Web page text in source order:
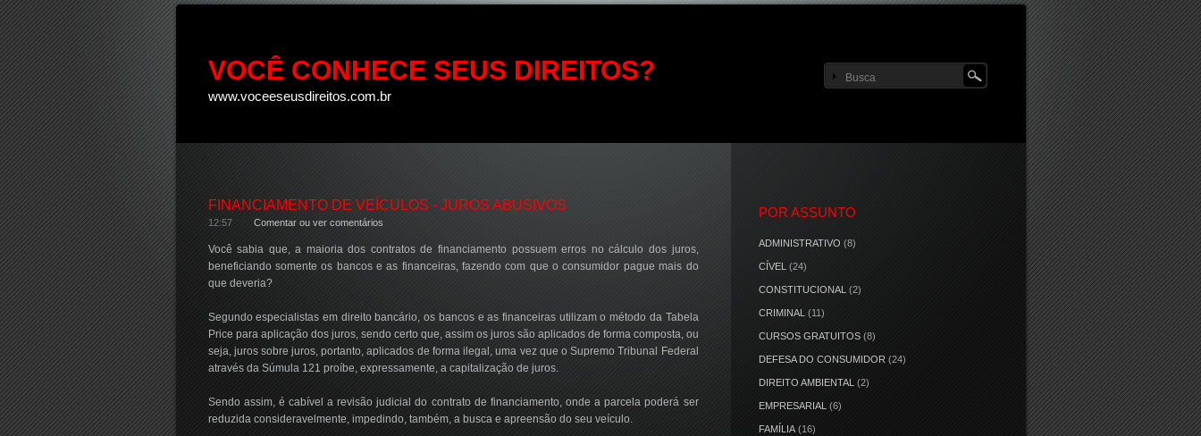
VOCÊ CONHECE SEUS DIREITOS?
www.voceeseusdireitos.com.br
FINANCIAMENTO DE VEÍCULOS - JUROS ABUSIVOS
12:57 Comentar ou ver comentários
Você sabia que, a maioria dos contratos de financiamento possuem erros no cálculo dos juros,
beneficiando somente os bancos e as financeiras, fazendo com que o consumidor pague mais do
que deveria?
Segundo especialistas em direito bancário, os bancos e as financeiras utilizam o método da Tabela
Price para aplicação dos juros, sendo certo que, assim os juros são aplicados de forma composta, ou
seja, juros sobre juros, portanto, aplicados de forma ilegal, uma vez que o Supremo Tribunal Federal
através da Súmula 121 proíbe, expressamente, a capitalização de juros.
Sendo assim, é cabível a revisão judicial do contrato de financiamento, onde a parcela poderá ser
reduzida consideravelmente, impedindo, também, a busca e apreensão do seu veículo.
POR ASSUNTO
ADMINISTRATIVO (8)
CÍVEL (24)
CONSTITUCIONAL (2)
CRIMINAL (11)
CURSOS GRATUITOS (8)
DEFESA DO CONSUMIDOR (24)
DIREITO AMBIENTAL (2)
EMPRESARIAL (6)
FAMÍLIA (16)